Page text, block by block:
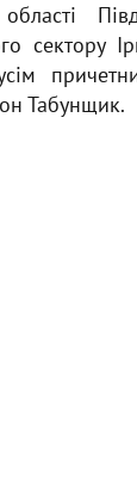
сектору
Табунщик.